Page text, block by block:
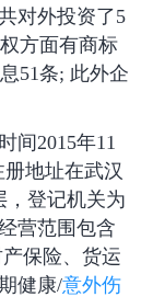
对外投资了5
方面有商标
51条; 此外企
间2015年11
册地址在武汉
，登记机关为
营范围包含
保险、货运
健康/意外伤